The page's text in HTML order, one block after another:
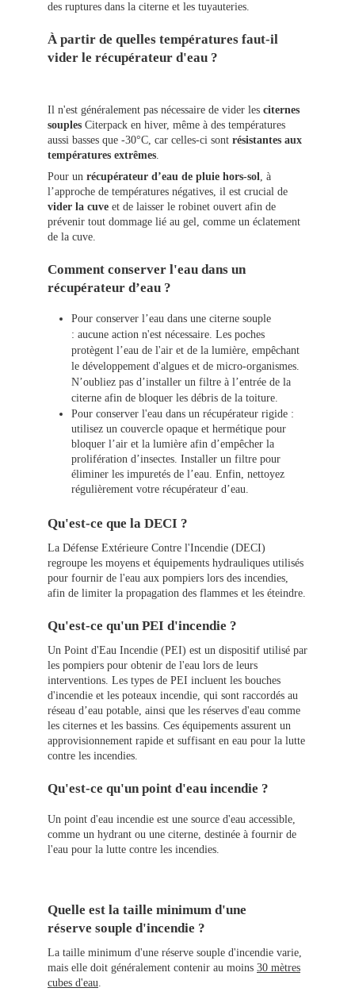
des ruptures dans la citerne et les tuyauteries.
À partir de quelles températures faut-il
vider le récupérateur d'eau ?
Il n'est généralement pas nécessaire de vider les citernes
souples Citerpack en hiver, même à des températures
aussi basses que -30°C, car celles-ci sont résistantes aux
températures extrêmes.
Pour un récupérateur d’eau de pluie hors-sol, à
l’approche de températures négatives, il est crucial de
vider la cuve et de laisser le robinet ouvert afin de
prévenir tout dommage lié au gel, comme un éclatement
de la cuve.
Comment conserver l'eau dans un
récupérateur d’eau ?
Pour conserver l’eau dans une citerne souple
: aucune action n'est nécessaire. Les poches
protègent l’eau de l'air et de la lumière, empêchant
le développement d'algues et de micro-organismes.
N’oubliez pas d’installer un filtre à l’entrée de la
citerne afin de bloquer les débris de la toiture.
Pour conserver l'eau dans un récupérateur rigide :
utilisez un couvercle opaque et hermétique pour
bloquer l’air et la lumière afin d’empêcher la
prolifération d’insectes. Installer un filtre pour
éliminer les impuretés de l’eau. Enfin, nettoyez
régulièrement votre récupérateur d’eau.
Qu'est-ce que la DECI ?
La Défense Extérieure Contre l'Incendie (DECI)
regroupe les moyens et équipements hydrauliques utilisés
pour fournir de l'eau aux pompiers lors des incendies,
afin de limiter la propagation des flammes et les éteindre.
Qu'est-ce qu'un PEI d'incendie ?
Un Point d'Eau Incendie (PEI) est un dispositif utilisé par
les pompiers pour obtenir de l'eau lors de leurs
interventions. Les types de PEI incluent les bouches
d'incendie et les poteaux incendie, qui sont raccordés au
réseau d’eau potable, ainsi que les réserves d'eau comme
les citernes et les bassins. Ces équipements assurent un
approvisionnement rapide et suffisant en eau pour la lutte
contre les incendies.
Qu'est-ce qu'un point d'eau incendie ?
Un point d'eau incendie est une source d'eau accessible,
comme un hydrant ou une citerne, destinée à fournir de
l'eau pour la lutte contre les incendies.
Quelle est la taille minimum d'une
réserve souple d'incendie ?
La taille minimum d'une réserve souple d'incendie varie,
mais elle doit généralement contenir au moins 30 mètres
cubes d'eau.